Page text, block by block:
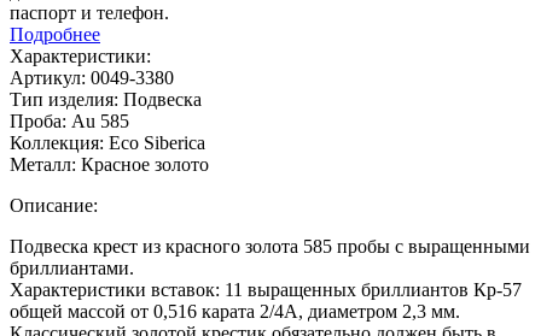
паспорт и телефон.
Подробнее
Характеристики:
Артикул: 0049-3380
Тип изделия: Подвеска
Проба: Au 585
Коллекция: Eco Siberica
Металл: Красное золото
Описание:
Подвеска крест из красного золота 585 пробы с выращенными
бриллиантами.
Характеристики вставок: 11 выращенных бриллиантов Кр-57
общей массой от 0,516 карата 2/4А, диаметром 2,3 мм.